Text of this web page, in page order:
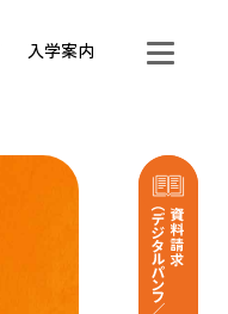
入学案内